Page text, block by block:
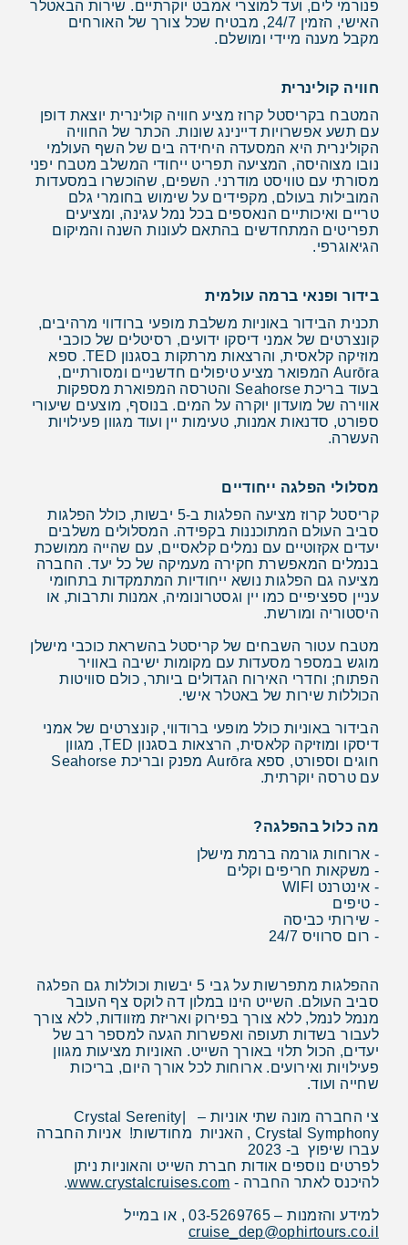
פנורמי לים, ועד למוצרי אמבט יוקרתיים. שירות הבאטלר
האישי, הזמין 24/7, מבטיח שכל צורך של האורחים
מקבל מענה מיידי ומושלם.
חוויה קולינרית
המטבח בקריסטל קרוז מציע חוויה קולינרית יוצאת דופן
עם תשע אפשרויות דיינינג שונות. הכתר של החוויה
הקולינרית היא המסעדה היחידה בים של השף העולמי
נובו מצוהיסה, המציעה תפריט ייחודי המשלב מטבח יפני
מסורתי עם טוויסט מודרני. השפים, שהוכשרו במסעדות
המובילות בעולם, מקפידים על שימוש בחומרי גלם
טריים ואיכותיים הנאספים בכל נמל עגינה, ומציעים
תפריטים המתחדשים בהתאם לעונות השנה והמיקום
הגיאוגרפי.
בידור ופנאי ברמה עולמית
תכנית הבידור באוניות משלבת מופעי ברודווי מרהיבים,
קונצרטים של אמני דיסקו ידועים, רסיטלים של כוכבי
מוזיקה קלאסית, והרצאות מרתקות בסגנון TED. ספא
Aurōra המפואר מציע טיפולים חדשניים ומסורתיים,
בעוד בריכת Seahorse והטרסה המפוארת מספקות
אווירה של מועדון יוקרה על המים. בנוסף, מוצעים שיעורי
ספורט, סדנאות אמנות, טעימות יין ועוד מגוון פעילויות
העשרה.
מסלולי הפלגה ייחודיים
קריסטל קרוז מציעה הפלגות ב-5 יבשות, כולל הפלגות
סביב העולם המתוכננות בקפידה. המסלולים משלבים
יעדים אקזוטיים עם נמלים קלאסיים, עם שהייה ממושכת
בנמלים המאפשרת חקירה מעמיקה של כל יעד. החברה
מציעה גם הפלגות נושא ייחודיות המתמקדות בתחומי
עניין ספציפיים כמו יין וגסטרונומיה, אמנות ותרבות, או
היסטוריה ומורשת.
מטבח עטור השבחים של קריסטל בהשראת כוכבי מישלן
מוגש במספר מסעדות עם מקומות ישיבה באוויר
הפתוח; וחדרי האירוח הגדולים ביותר, כולם סוויטות
הכוללות שירות של באטלר אישי.
הבידור באוניות כולל מופעי ברודווי, קונצרטים של אמני
דיסקו ומוזיקה קלאסית, הרצאות בסגנון TED, מגוון
חוגים וספורט, ספא Aurōra מפנק ובריכת Seahorse
עם טרסה יוקרתית.
מה כלול בהפלגה?
- ארוחות גורמה ברמת מישלן
- משקאות חריפים וקלים
- אינטרנט WIFI
- טיפים
- שירותי כביסה
- רום סרוויס 24/7
ההפלגות מתפרשות על גבי 5 יבשות וכוללות גם הפלגה
סביב העולם. השייט הינו במלון דה לוקס צף העובר
מנמל לנמל, ללא צורך בפירוק ואריזת מזוודות, ללא צורך
לעבור בשדות תעופה ואפשרות הגעה למספר רב של
יעדים, הכול תלוי באורך השייט. האוניות מציעות מגוון
פעילויות ואירועים. ארוחות לכל אורך היום, בריכות
שחייה ועוד.
צי החברה מונה שתי אוניות – Crystal Serenity|
Crystal Symphony , האניות מחודשות! אניות החברה
עברו שיפוץ ב- 2023
לפרטים נוספים אודות חברת השייט והאוניות ניתן
להיכנס לאתר החברה - www.crystalcruises.com
.
למידע והזמנות – 03-5269765 , או במייל
cruise_dep@ophirtours.co.il